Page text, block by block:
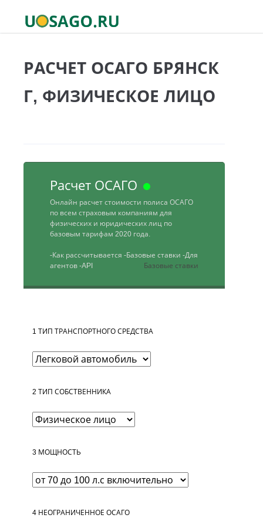
РАСЧЕТ ОСАГО БРЯНСК
Г, ФИЗИЧЕСКОЕ ЛИЦО
Расчет ОСАГО
Онлайн расчет стоимости полиса ОСАГО
по всем страховым компаниям для
физических и юридических лиц по
базовым тарифам 2020 года.
-Как рассчитывается -Базовые ставки -Для
агентов-API Базовые ставки
1 ТИП ТРАНСПОРТНОГО СРЕДСТВА
2 ТИП СОБСТВЕННИКА
3 МОЩНОСТЬ
4 НЕОГРАНИЧЕННОЕ ОСАГО